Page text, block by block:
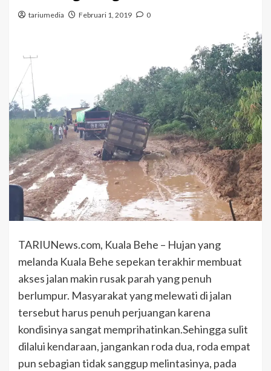
tariumedia Februari 1, 2019 0
TARIUNews.com, Kuala Behe – Hujan yang
melanda Kuala Behe sepekan terakhir membuat
akses jalan makin rusak parah yang penuh
berlumpur. Masyarakat yang melewati di jalan
tersebut harus penuh perjuangan karena
kondisinya sangat memprihatinkan.Sehingga sulit
dilalui kendaraan, jangankan roda dua, roda empat
pun sebagian tidak sanggup melintasinya, pada